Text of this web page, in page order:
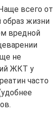
всего от
жизни
вредной
не
ЖКТ у
часто